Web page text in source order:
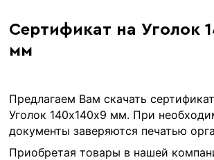
Сертификат на Уголок
мм
Предлагаем Вам скачать
Уголок 140х140х9 мм. При
документы заверяются печатью
Приобретая товары в нашей